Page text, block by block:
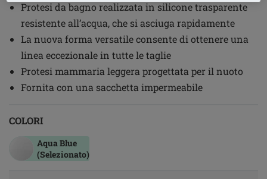
Protesi da bagno realizzata in silicone trasparente
resistente all’acqua, che si asciuga rapidamente
La nuova forma versatile consente di ottenere una
linea eccezionale in tutte le taglie
Protesi mammaria leggera progettata per il nuoto
Fornita con una sacchetta impermeabile
COLORI
Aqua Blue
(Selezionato)